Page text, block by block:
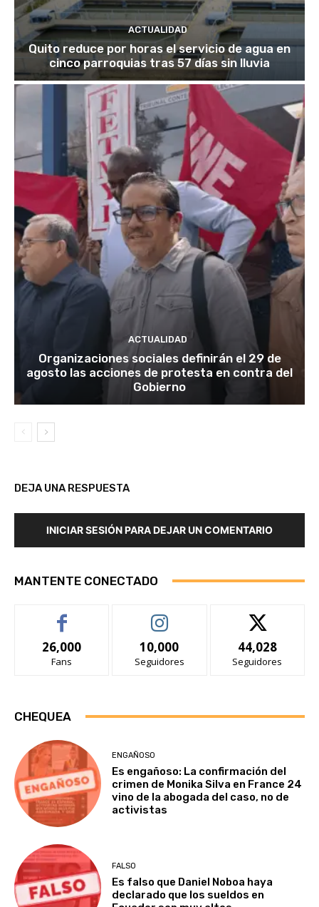
ACTUALIDAD
Quito reduce por horas el servicio de agua en
cinco parroquias tras 57 días sin lluvia
ACTUALIDAD
Organizaciones sociales definirán el 29 de
agosto las acciones de protesta en contra del
Gobierno
DEJA UNA RESPUESTA
INICIAR SESIÓN PARA DEJAR UN COMENTARIO
MANTENTE CONECTADO
26,000
Fans
10,000
Seguidores
44,028
Seguidores
CHEQUEA
ENGAÑOSO
Es engañoso: La confirmación del
crimen de Monika Silva en France 24
vino de la abogada del caso, no de
activistas
FALSO
Es falso que Daniel Noboa haya
declarado que los sueldos en